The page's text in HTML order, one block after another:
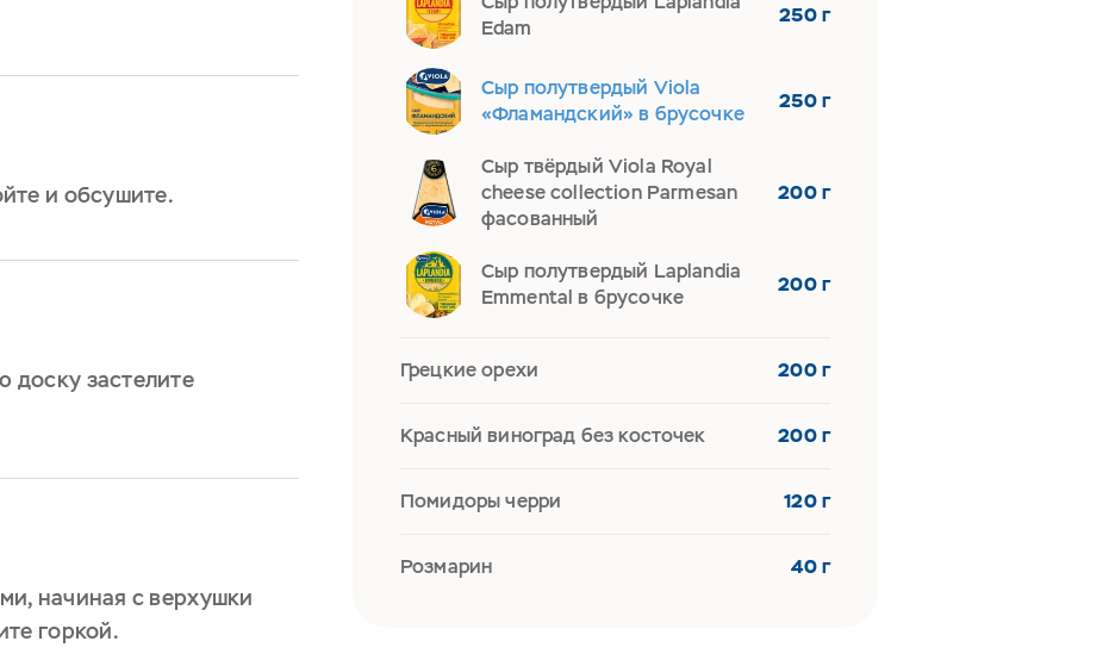
и обсушите.
застелите
начиная с верхушки
горкой.
Edam
250 г
Сыр полутвердый Viola
«Фламандский» в брусочке
250 г
Сыр твёрдый Viola Royal
cheese collection Parmesan
фасованный
200 г
Сыр полутвердый Laplandia
Emmental в брусочке
200 г
Грецкие орехи 200 г
Красный виноград без косточек 200 г
Помидоры черри 120 г
Розмарин 40 г